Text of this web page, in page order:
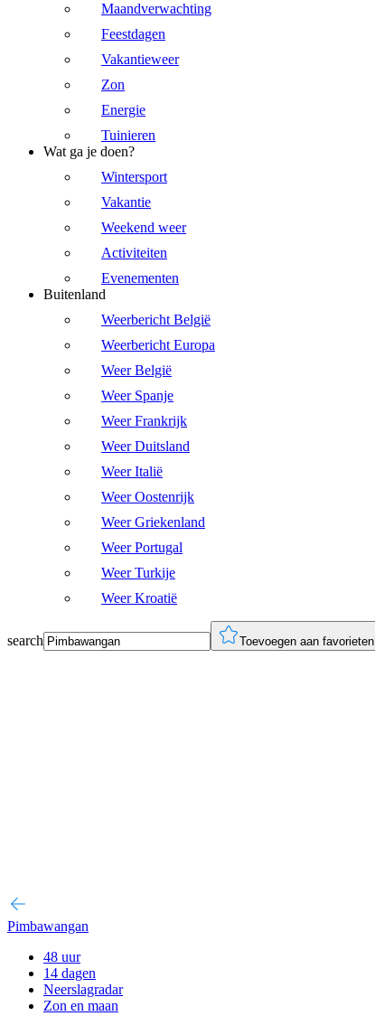
Maandverwachting
Feestdagen
Vakantieweer
Zon
Energie
Tuinieren
Wat ga je doen?
Wintersport
Vakantie
Weekend weer
Activiteiten
Evenementen
Buitenland
Weerbericht België
Weerbericht Europa
Weer België
Weer Spanje
Weer Frankrijk
Weer Duitsland
Weer Italië
Weer Oostenrijk
Weer Griekenland
Weer Portugal
Weer Turkije
Weer Kroatië
search Toevoegen aan favorieten
Pimbawangan
48 uur
14 dagen
Neerslagradar
Zon en maan